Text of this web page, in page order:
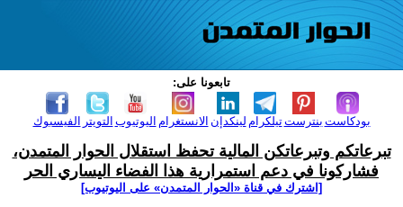
تابعونا على:
الفيسبوك التويتر اليوتيوب الانستغرام لينكدإن تيلكرامبنترست بودكاست
تبرعاتكم وتبرعاتكن المالية تحفظ استقلال الحوار المتمدن،
فشاركونا في دعم استمرارية هذا الفضاء اليساري الحر
[اشترك في قناة ‫«الحوار المتمدن» على اليوتيوب]